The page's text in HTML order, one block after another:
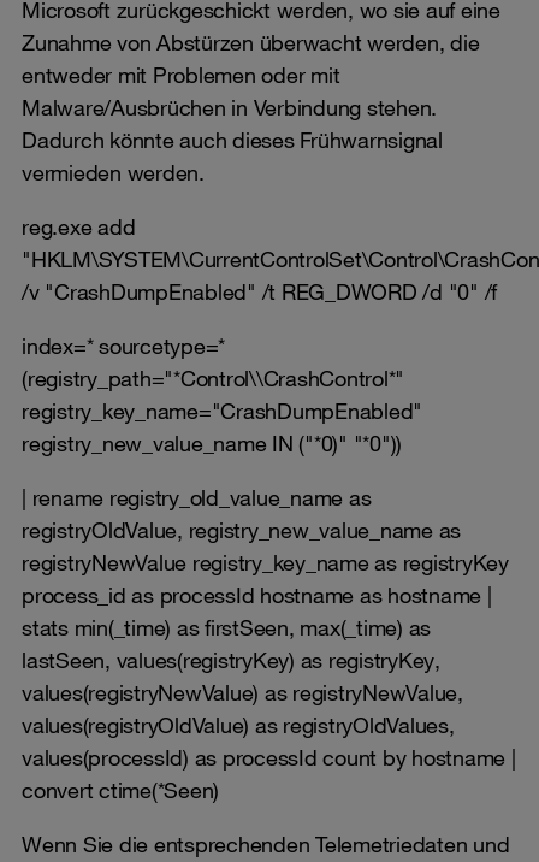
Microsoft zurückgeschickt werden, wo sie auf eine
Zunahme von Abstürzen überwacht werden, die
entweder mit Problemen oder mit
Malware/Ausbrüchen in Verbindung stehen.
Dadurch könnte auch dieses Frühwarnsignal
vermieden werden.
reg.exe add
/v "CrashDumpEnabled" /t REG_DWORD /d "0" /f
index=* sourcetype=*
(registry_path="*Control\\CrashControl*"
registry_key_name="CrashDumpEnabled"
registry_new_value_name IN ("*0)" "*0"))
| rename registry_old_value_name as
registryOldValue, registry_new_value_name as
registryNewValue registry_key_name as registryKey
process_id as processId hostname as hostname |
stats min(_time) as firstSeen, max(_time) as
lastSeen, values(registryKey) as registryKey,
values(registryNewValue) as registryNewValue,
values(registryOldValue) as registryOldValues,
values(processId) as processId count by hostname |
convert ctime(*Seen)
Wenn Sie die entsprechenden Telemetriedaten und